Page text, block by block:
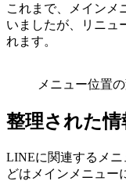
これまで、メインメ
いましたが、リニュ
れます。
メニュー位置
整理された情
LINEに関連するメ
どはメインメニュー